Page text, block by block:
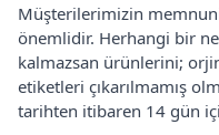
Müşterilerimizin
önemlidir. Herhangi bir
kalmazsan ürünlerini;
etiketleri çıkarılmamış
tarihten itibaren 14 gün